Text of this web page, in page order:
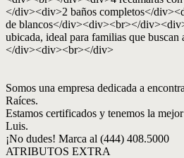
</div><div>2 baños completos</
de blancos</div><div><br></
ubicada, ideal para familias que
</div><div><br></div>
Somos una empresa dedicada a
Raíces.
Estamos certificados y tenemos la
Luis.
¡No dudes! Marca al (444) 408.5000
ATRIBUTOS EXTRA